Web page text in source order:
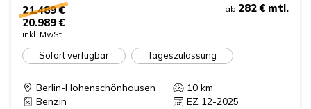
21.489 €
20.989 €
inkl. MwSt.
ab 282 € mtl.
Sofort verfügbar Tageszulassung
Berlin-Hohenschönhausen 10 km
Benzin
EZ 12-2025